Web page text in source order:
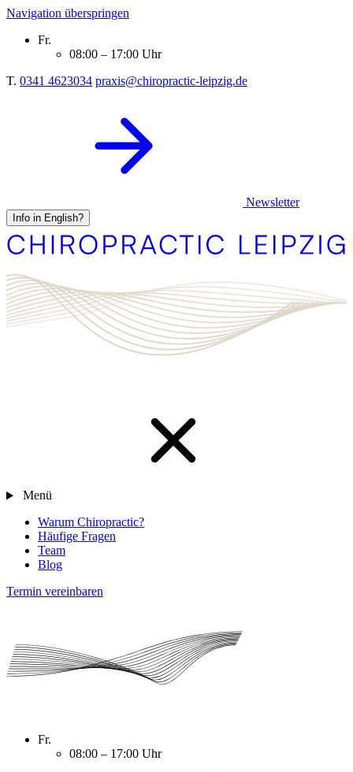
Navigation überspringen
Fr.
08:00 – 17:00 Uhr
T. 0341 4623034 praxis@chiropractic-leipzig.de
Newsletter
Info in English?
Menü
Warum Chiropractic?
Häufige Fragen
Team
Blog
Termin vereinbaren
Fr.
08:00 – 17:00 Uhr